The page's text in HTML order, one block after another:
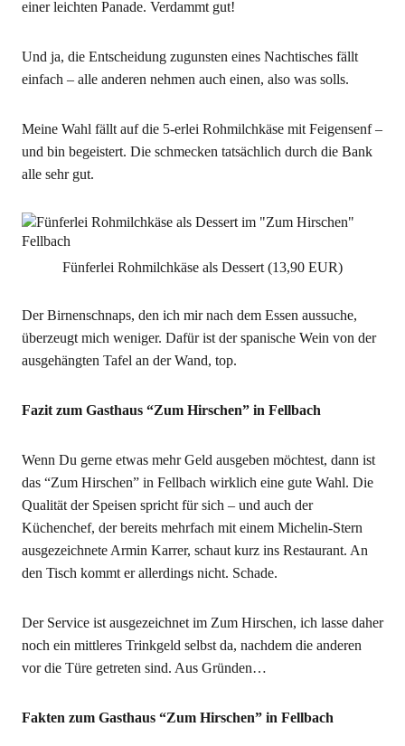
einer leichten Panade. Verdammt gut!
Und ja, die Entscheidung zugunsten eines Nachtisches fällt
einfach – alle anderen nehmen auch einen, also was solls.
Meine Wahl fällt auf die 5-erlei Rohmilchkäse mit Feigensenf –
und bin begeistert. Die schmecken tatsächlich durch die Bank
alle sehr gut.
Fünferlei Rohmilchkäse als Dessert (13,90 EUR)
Der Birnenschnaps, den ich mir nach dem Essen aussuche,
überzeugt mich weniger. Dafür ist der spanische Wein von der
ausgehängten Tafel an der Wand, top.
Fazit zum Gasthaus “Zum Hirschen” in Fellbach
Wenn Du gerne etwas mehr Geld ausgeben möchtest, dann ist
das “Zum Hirschen” in Fellbach wirklich eine gute Wahl. Die
Qualität der Speisen spricht für sich – und auch der
Küchenchef, der bereits mehrfach mit einem Michelin-Stern
ausgezeichnete Armin Karrer, schaut kurz ins Restaurant. An
den Tisch kommt er allerdings nicht. Schade.
Der Service ist ausgezeichnet im Zum Hirschen, ich lasse daher
noch ein mittleres Trinkgeld selbst da, nachdem die anderen
vor die Türe getreten sind. Aus Gründen…
Fakten zum Gasthaus “Zum Hirschen” in Fellbach